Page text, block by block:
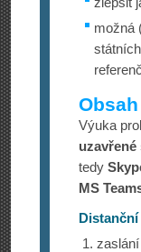
možná
Výuka
tedy
MS